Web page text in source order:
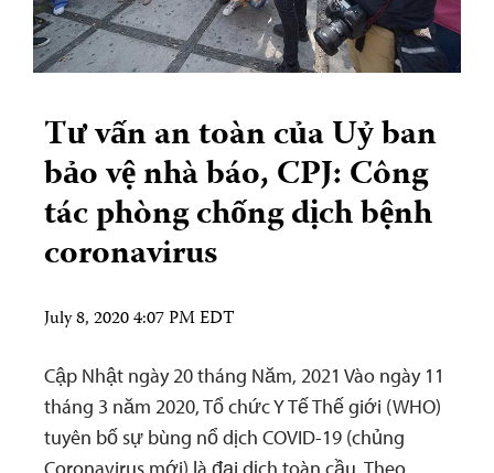
Tư vấn an toàn của Uỷ ban
bảo vệ nhà báo, CPJ: Công
tác phòng chống dịch bệnh
coronavirus
July 8, 2020 4:07 PM EDT
Cập Nhật ngày 20 tháng Năm, 2021 Vào ngày 11
tháng 3 năm 2020, Tổ chức Y Tế Thế giới (WHO)
tuyên bố sự bùng nổ dịch COVID-19 (chủng